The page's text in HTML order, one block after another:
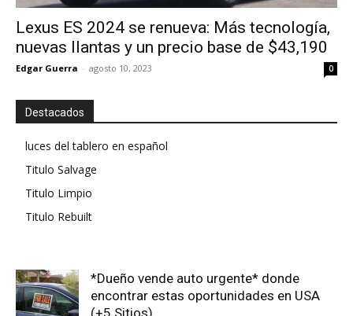
Lexus ES 2024 se renueva: Más tecnología,
nuevas llantas y un precio base de $43,190
Edgar Guerra - agosto 10, 2023 0
Destacados
luces del tablero en español
Titulo Salvage
Titulo Limpio
Titulo Rebuilt
*Dueño vende auto urgente* donde
encontrar estas oportunidades en USA
(+5 Sitios)